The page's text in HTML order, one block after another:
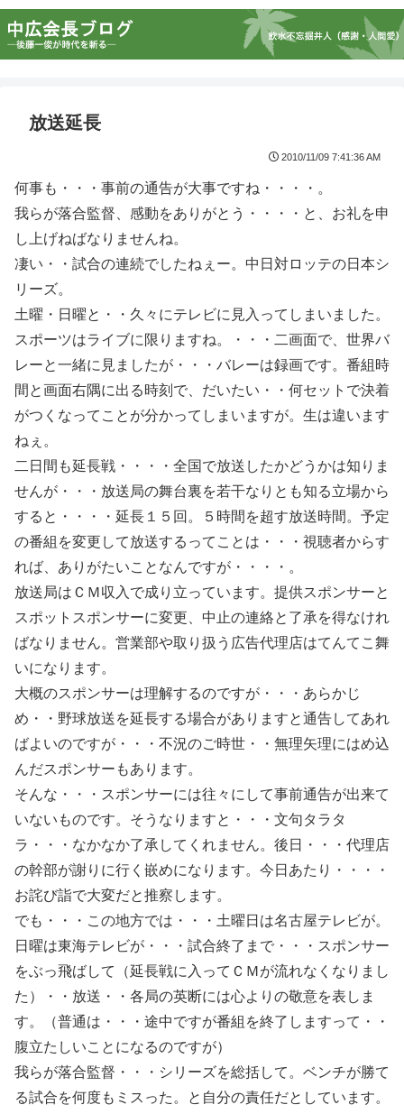
放送延長
2010/11/09 7:41:36 AM
何事も・・・事前の通告が大事ですね・・・・。
我らが落合監督、感動をありがとう・・・・と、お礼を申
し上げねばなりませんね。
凄い・・試合の連続でしたねぇー。中日対ロッテの日本シ
リーズ。
土曜・日曜と・・久々にテレビに見入ってしまいました。
スポーツはライブに限りますね。・・・二画面で、世界バ
レーと一緒に見ましたが・・・バレーは録画です。番組時
間と画面右隅に出る時刻で、だいたい・・何セットで決着
がつくなってことが分かってしまいますが。生は違います
ねぇ。
二日間も延長戦・・・・全国で放送したかどうかは知りま
せんが・・・放送局の舞台裏を若干なりとも知る立場から
すると・・・・延長１５回。５時間を超す放送時間。予定
の番組を変更して放送するってことは・・・視聴者からす
れば、ありがたいことなんですが・・・・。
放送局はＣＭ収入で成り立っています。提供スポンサーと
スポットスポンサーに変更、中止の連絡と了承を得なけれ
ばなりません。営業部や取り扱う広告代理店はてんてこ舞
いになります。
大概のスポンサーは理解するのですが・・・あらかじ
め・・野球放送を延長する場合がありますと通告してあれ
ばよいのですが・・・不況のご時世・・無理矢理にはめ込
んだスポンサーもあります。
そんな・・・スポンサーには往々にして事前通告が出来て
いないものです。そうなりますと・・・文句タラタ
ラ・・・なかなか了承してくれません。後日・・・代理店
の幹部が謝りに行く嵌めになります。今日あたり・・・・
お詫び詣で大変だと推察します。
でも・・・この地方では・・・土曜日は名古屋テレビが。
日曜は東海テレビが・・・試合終了まで・・・スポンサー
をぶっ飛ばして（延長戦に入ってＣＭが流れなくなりまし
た）・・放送・・各局の英断には心よりの敬意を表しま
す。（普通は・・・途中ですが番組を終了しますって・・
腹立たしいことになるのですが）
我らが落合監督・・・シリーズを総括して。ベンチが勝て
る試合を何度もミスった。と自分の責任だとしています。